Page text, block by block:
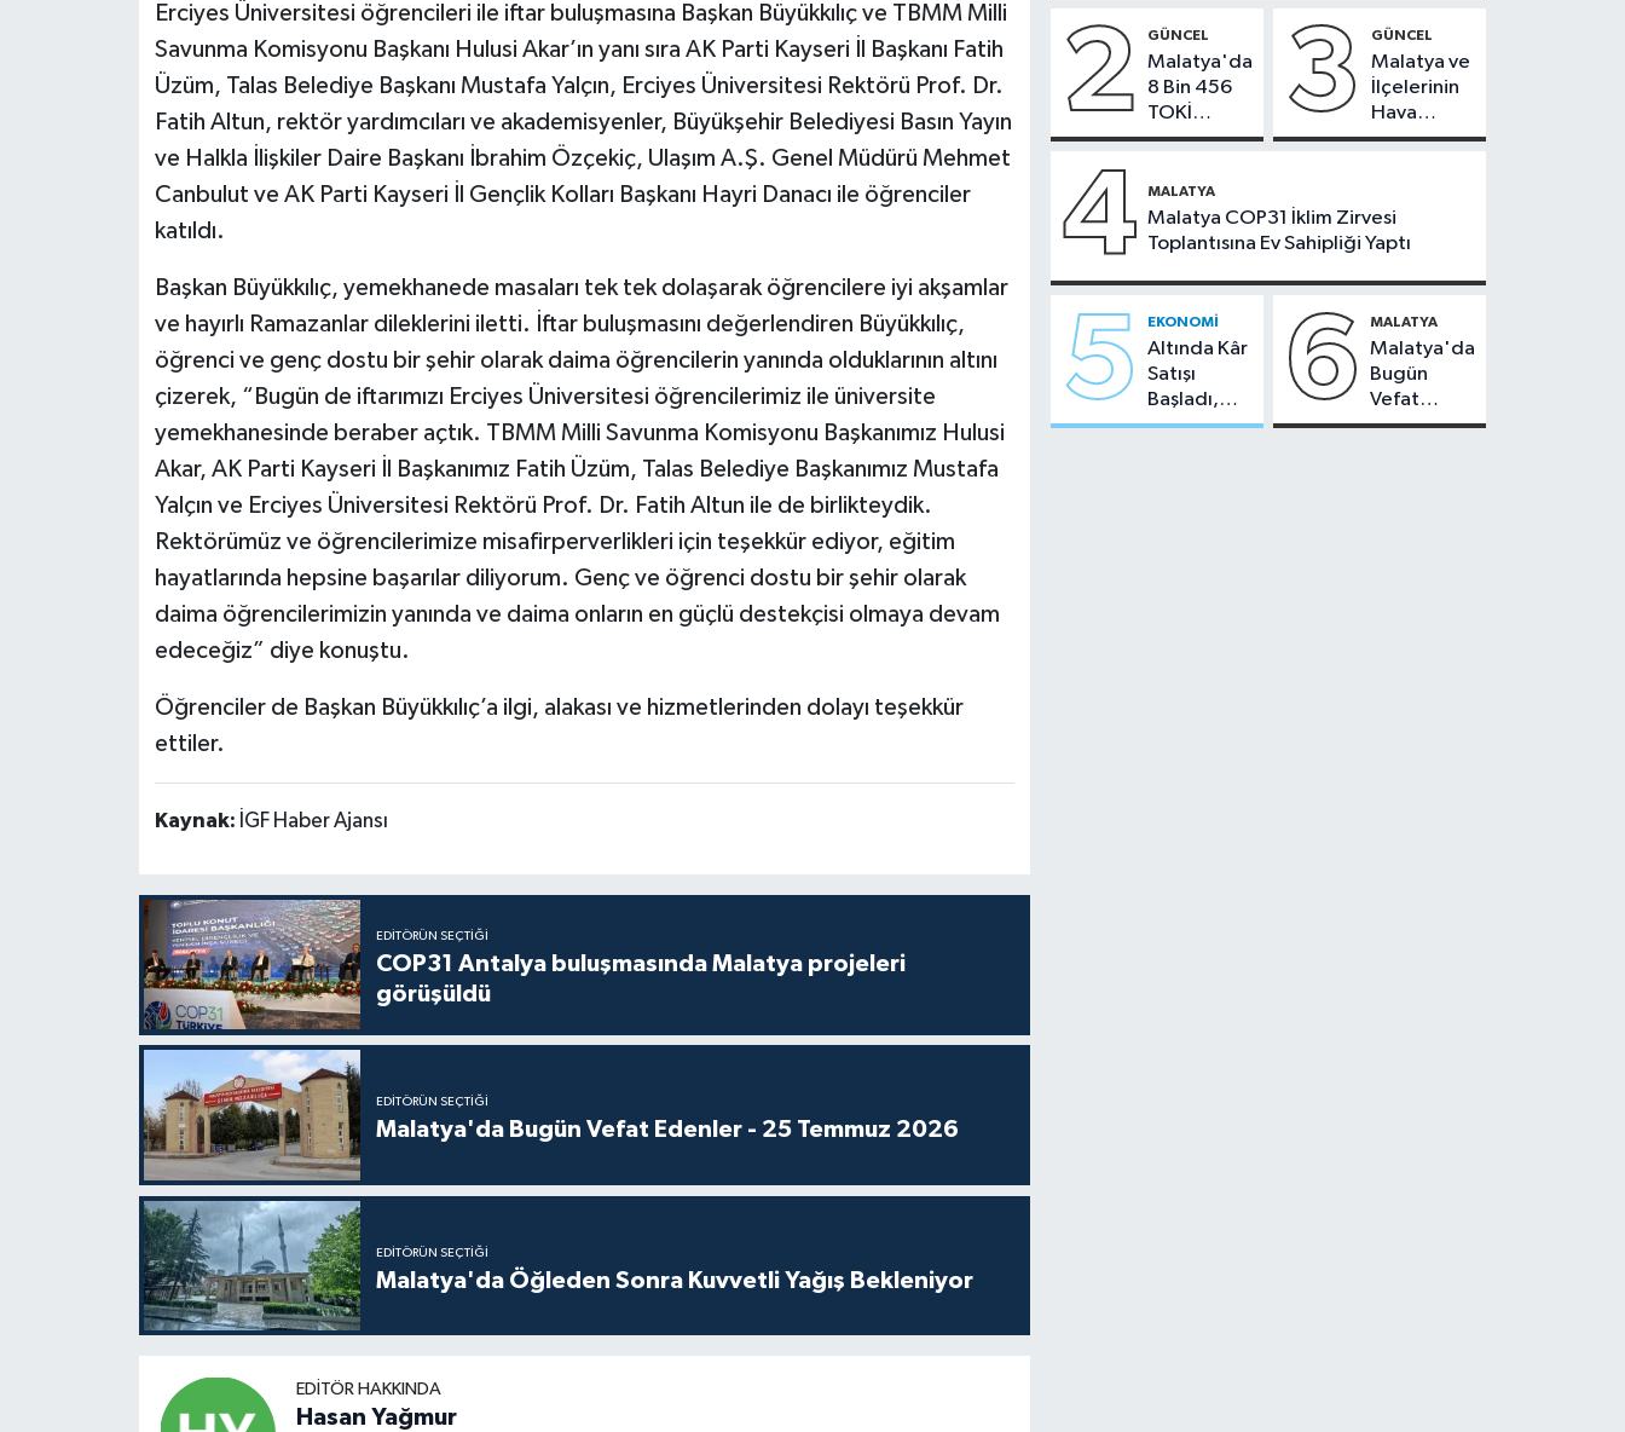
Erciyes Üniversitesi öğrencileri ile iftar buluşmasına Başkan Büyükkılıç ve TBMM Milli
Savunma Komisyonu Başkanı Hulusi Akar’ın yanı sıra AK Parti Kayseri İl Başkanı Fatih
Üzüm, Talas Belediye Başkanı Mustafa Yalçın, Erciyes Üniversitesi Rektörü Prof. Dr.
Fatih Altun, rektör yardımcıları ve akademisyenler, Büyükşehir Belediyesi Basın Yayın
ve Halkla İlişkiler Daire Başkanı İbrahim Özçekiç, Ulaşım A.Ş. Genel Müdürü Mehmet
Canbulut ve AK Parti Kayseri İl Gençlik Kolları Başkanı Hayri Danacı ile öğrenciler
katıldı.
Başkan Büyükkılıç, yemekhanede masaları tek tek dolaşarak öğrencilere iyi akşamlar
ve hayırlı Ramazanlar dileklerini iletti. İftar buluşmasını değerlendiren Büyükkılıç,
öğrenci ve genç dostu bir şehir olarak daima öğrencilerin yanında olduklarının altını
çizerek, “Bugün de iftarımızı Erciyes Üniversitesi öğrencilerimiz ile üniversite
yemekhanesinde beraber açtık. TBMM Milli Savunma Komisyonu Başkanımız Hulusi
Akar, AK Parti Kayseri İl Başkanımız Fatih Üzüm, Talas Belediye Başkanımız Mustafa
Yalçın ve Erciyes Üniversitesi Rektörü Prof. Dr. Fatih Altun ile de birlikteydik.
Rektörümüz ve öğrencilerimize misafirperverlikleri için teşekkür ediyor, eğitim
hayatlarında hepsine başarılar diliyorum. Genç ve öğrenci dostu bir şehir olarak
daima öğrencilerimizin yanında ve daima onların en güçlü destekçisi olmaya devam
edeceğiz” diye konuştu.
Öğrenciler de Başkan Büyükkılıç’a ilgi, alakası ve hizmetlerinden dolayı teşekkür
ettiler.
Kaynak: İGF Haber Ajansı
EDITÖRÜN SEÇTIĞI
COP31 Antalya buluşmasında Malatya projeleri
görüşüldü
EDITÖRÜN SEÇTIĞI
Malatya'da Bugün Vefat Edenler - 25 Temmuz 2026
EDITÖRÜN SEÇTIĞI
Malatya'da Öğleden Sonra Kuvvetli Yağış Bekleniyor
EDITÖR HAKKINDA
Hasan Yağmur
2 GÜNCEL
Malatya'da
8 Bin 456
TOKİ
Konutunun
Bugün
Çekiliyor
3 GÜNCEL
Malatya ve
İlçelerinin
Hava
Durumu -
2026
4 MALATYA
Malatya COP31 İklim Zirvesi
Toplantısına Ev Sahipliği Yaptı
5 EKONOMI
Altında Kâr
Satışı
Başladı,
Malatya'da
6 MALATYA
Malatya'da
Bugün
Vefat
Edenler -